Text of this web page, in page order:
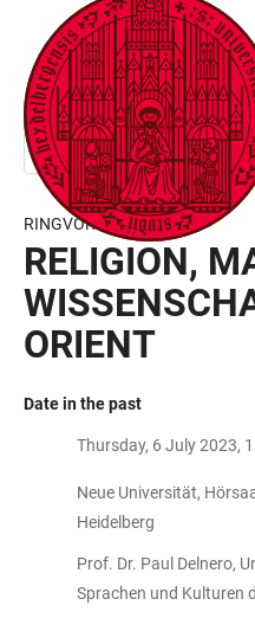
ACCESSIBILITY
LINKS
JUMP
TO
MAIN
CONTENT
OPEN
MAIN
NAVIGATION
OPEN
SEARCH
FORM
This page is only available
RINGVORLESUNG
RELIGION,
ORIENT
Date in the past
Thursday, 6 July 2023,
Neue Universität,
Heidelberg
Prof. Dr. Paul Delnero,
Sprachen und Kulturen